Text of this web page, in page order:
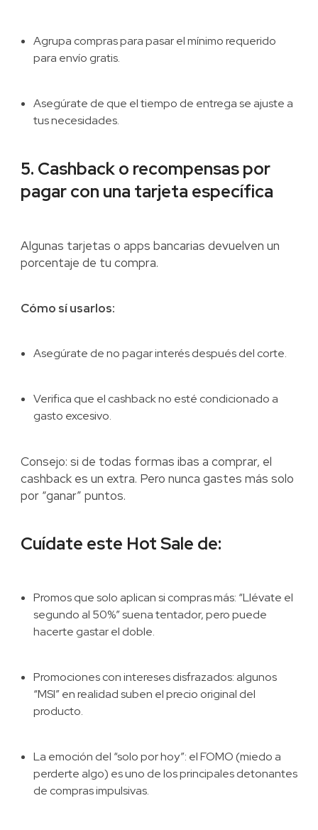
Agrupa compras para pasar el mínimo requerido
para envío gratis.
Asegúrate de que el tiempo de entrega se ajuste a
tus necesidades.
5. Cashback o recompensas por
pagar con una tarjeta específica
Algunas tarjetas o apps bancarias devuelven un
porcentaje de tu compra.
Cómo sí usarlos:
Asegúrate de no pagar interés después del corte.
Verifica que el cashback no esté condicionado a
gasto excesivo.
Consejo: si de todas formas ibas a comprar, el
cashback es un extra. Pero nunca gastes más solo
por “ganar” puntos.
Cuídate este Hot Sale de:
Promos que solo aplican si compras más: “Llévate el
segundo al 50%” suena tentador, pero puede
hacerte gastar el doble.
Promociones con intereses disfrazados: algunos
“MSI” en realidad suben el precio original del
producto.
La emoción del “solo por hoy”: el FOMO (miedo a
perderte algo) es uno de los principales detonantes
de compras impulsivas.